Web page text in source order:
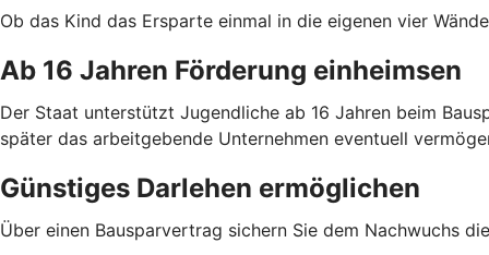
Ob das Kind das Ersparte einmal in die eigenen vier
Ab 16 Jahren Förderung einheimsen
Der Staat unterstützt Jugendliche ab 16 Jahren beim
später das arbeitgebende Unternehmen eventuell
Günstiges Darlehen ermöglichen
Über einen Bausparvertrag sichern Sie dem Nachwuchs